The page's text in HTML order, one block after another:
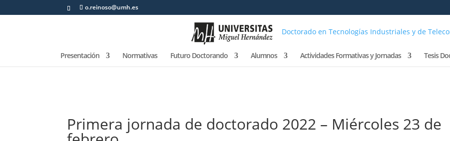
o.reinoso@umh.es
Doctorado en Tecnologías Industriales y de
Presentación Normativas Futuro Doctorando Alumnos Actividades Formativas y Jornadas Tesis
Primera jornada de doctorado 2022 – Miércoles 23 de